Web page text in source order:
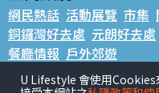
網民熱話 活動展覽 市集
銅鑼灣好去處 元朗好去處
餐廳情報 戶外郊遊
熱門標籤
U Lifestyle 會使用Cookies